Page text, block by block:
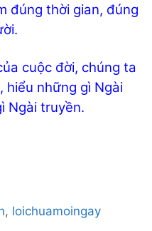
đúng thời gian, đúng
cuộc đời, chúng ta
hiểu những gì Ngài
Ngài truyền.
, loichuamoingay